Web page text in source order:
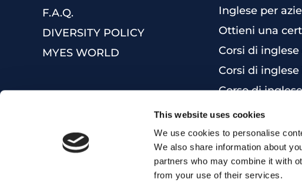
This website uses cookies
We use cookies to personalise
We also share information about
partners who may combine it with
from your use of their services.
F.A.Q.
DIVERSITY POLICY
MYES WORLD
Inglese per
Ottieni una
Corsi di
Corsi di
Corso di